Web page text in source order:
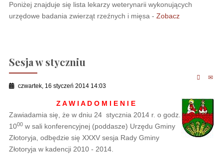
Poniżej znajduje się lista lekarzy weterynarii wykonujących
urzędowe badania zwierząt rzeźnych i mięsa - Zobacz
Sesja w styczniu
czwartek, 16 styczeń 2014 14:03
Z A W I A D O M I E N I E
Zawiadamia się, że w dniu 24 stycznia 2014 r. o godz.
1000w sali konferencyjnej (poddasze) Urzędu Gminy
Złotoryja, odbędzie się XXXV sesja Rady Gminy
Złotoryja w kadencji 2010 - 2014.